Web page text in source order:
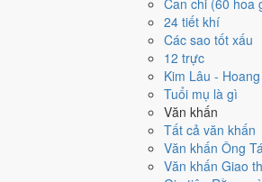
Can chi (60 hoa
24 tiết khí
Các sao tốt xấu
12 trực
Kim Lâu -
Tuổi mụ là gì
Văn khấn
Tất cả văn khấn
Văn khấn Ông
Văn khấn Giao
Bảng phân tích Can Chi năm Kỷ
Chi tiết